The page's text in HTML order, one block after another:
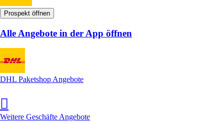
Prospekt öffnen
Alle Angebote in der App öffnen
DHL Paketshop Angebote
Weitere Geschäfte Angebote